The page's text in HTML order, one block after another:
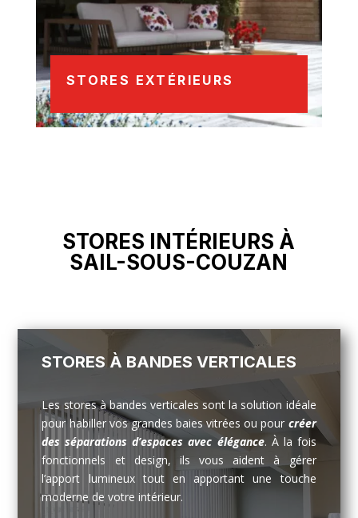
STORES EXTÉRIEURS
STORES INTÉRIEURS À
SAIL-SOUS-COUZAN
STORES À BANDES VERTICALES
Les stores à bandes verticales sont la solution idéale
pour habiller vos grandes baies vitrées ou pour créer
des séparations d’espaces avec élégance. À la fois
fonctionnels et design, ils vous aident à gérer
l’apport lumineux tout en apportant une touche
moderne de votre intérieur.